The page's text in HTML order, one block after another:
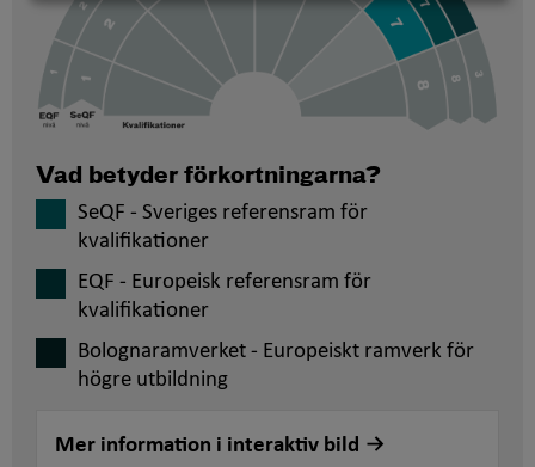
Vad betyder förkortningarna?
SeQF - Sveriges referensram för
kvalifikationer
EQF - Europeisk referensram för
kvalifikationer
Bolognaramverket - Europeiskt ramverk för
högre utbildning
Mer information i interaktiv bild